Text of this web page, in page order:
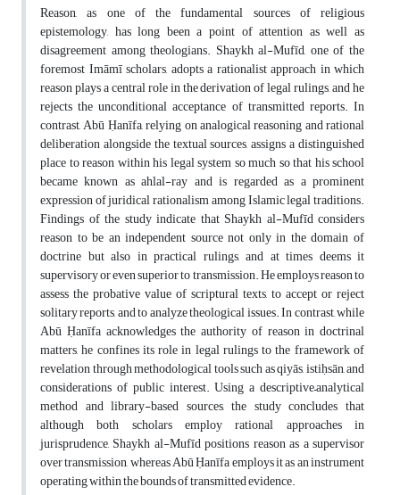
Reason, as one of the fundamental sources of religious
epistemology, has long been a point of attention as well as
disagreement among theologians. Shaykh al-Mufīd, one of the
foremost Imāmī scholars, adopts a rationalist approach in which
reason plays a central role in the derivation of legal rulings, and he
rejects the unconditional acceptance of transmitted reports. In
contrast, Abū Ḥanīfa, relying on analogical reasoning and rational
deliberation alongside the textual sources, assigns a distinguished
place to reason within his legal system so much so that his school
became known as ahlal-ray and is regarded as a prominent
expression of juridical rationalism among Islamic legal traditions.
Findings of the study indicate that Shaykh al-Mufīd considers
reason to be an independent source not only in the domain of
doctrine but also in practical rulings, and at times deems it
supervisory or even superior to transmission. He employs reason to
assess the probative value of scriptural texts, to accept or reject
solitary reports, and to analyze theological issues. In contrast, while
Abū Ḥanīfa acknowledges the authority of reason in doctrinal
matters, he confines its role in legal rulings to the framework of
revelation through methodological tools such as qiyās, istiḥsān, and
considerations of public interest. Using a descriptive–analytical
method and library-based sources, the study concludes that
although both scholars employ rational approaches in
jurisprudence, Shaykh al-Mufīd positions reason as a supervisor
over transmission, whereas Abū Ḥanīfa employs it as an instrument
operating within the bounds of transmitted evidence.